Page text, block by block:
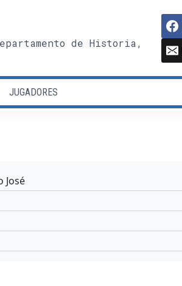
de Historia,
JUGADORES
José